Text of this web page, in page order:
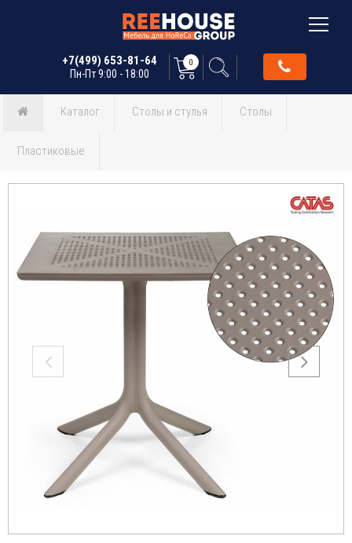
+7(499) 653-81-64
Пн-Пт 9:00 - 18:00
0
Каталог Столы и стулья Столы
Пластиковые